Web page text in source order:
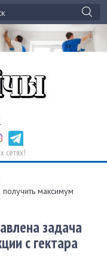
сетях!
максимум
задача
с гектара